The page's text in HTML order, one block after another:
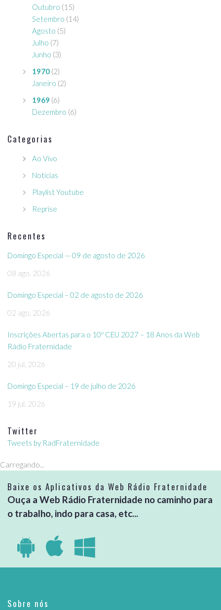
Outubro (15)
Setembro (14)
Agosto (5)
Julho (7)
Junho (3)
1970 (2)
Janeiro (2)
1969 (6)
Dezembro (6)
Categorias
Ao Vivo
Notícias
Playlist Youtube
Reprise
Recentes
Domingo Especial — 09 de agosto de 2026
08 ago, 2026
Domingo Especial – 02 de agosto de 2026
02 ago, 2026
Inscrições Abertas para o 10º CEU 2027 – 18 Anos da Web
Rádio Fraternidade
20 jul, 2026
Domingo Especial – 19 de julho de 2026
19 jul, 2026
Twitter
Tweets by RadFraternidade
Carregando...
Baixe os Aplicativos da Web Rádio Fraternidade
Ouça a Web Rádio Fraternidade no caminho para
o trabalho, indo para casa, etc...
Sobre nós